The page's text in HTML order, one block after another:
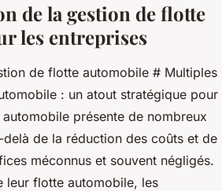
de la gestion de flotte
les entreprises
de flotte automobile # Multiples
: un atout stratégique pour
présente de nombreux
de la réduction des coûts et de
méconnus et souvent négligés.
leur flotte automobile, les